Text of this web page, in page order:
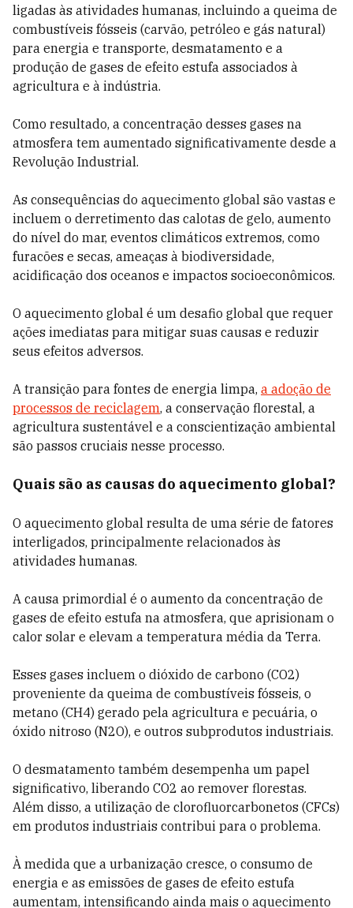
ligadas às atividades humanas, incluindo a queima de
combustíveis fósseis (carvão, petróleo e gás natural)
para energia e transporte, desmatamento e a
produção de gases de efeito estufa associados à
agricultura e à indústria.
Como resultado, a concentração desses gases na
atmosfera tem aumentado significativamente desde a
Revolução Industrial.
As consequências do aquecimento global são vastas e
incluem o derretimento das calotas de gelo, aumento
do nível do mar, eventos climáticos extremos, como
furacões e secas, ameaças à biodiversidade,
acidificação dos oceanos e impactos socioeconômicos.
O aquecimento global é um desafio global que requer
ações imediatas para mitigar suas causas e reduzir
seus efeitos adversos.
A transição para fontes de energia limpa, a adoção de
processos de reciclagem, a conservação florestal, a
agricultura sustentável e a conscientização ambiental
são passos cruciais nesse processo.
Quais são as causas do aquecimento global?
O aquecimento global resulta de uma série de fatores
interligados, principalmente relacionados às
atividades humanas.
A causa primordial é o aumento da concentração de
gases de efeito estufa na atmosfera, que aprisionam o
calor solar e elevam a temperatura média da Terra.
Esses gases incluem o dióxido de carbono (CO2)
proveniente da queima de combustíveis fósseis, o
metano (CH4) gerado pela agricultura e pecuária, o
óxido nitroso (N2O), e outros subprodutos industriais.
O desmatamento também desempenha um papel
significativo, liberando CO2 ao remover florestas.
Além disso, a utilização de clorofluorcarbonetos (CFCs)
em produtos industriais contribui para o problema.
À medida que a urbanização cresce, o consumo de
energia e as emissões de gases de efeito estufa
aumentam, intensificando ainda mais o aquecimento